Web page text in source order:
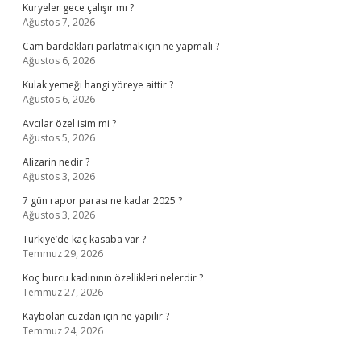
Kuryeler gece çalışır mı ?
Ağustos 7, 2026
Cam bardakları parlatmak için ne yapmalı ?
Ağustos 6, 2026
Kulak yemeği hangi yöreye aittir ?
Ağustos 6, 2026
Avcılar özel isim mi ?
Ağustos 5, 2026
Alizarin nedir ?
Ağustos 3, 2026
7 gün rapor parası ne kadar 2025 ?
Ağustos 3, 2026
Türkiye’de kaç kasaba var ?
Temmuz 29, 2026
Koç burcu kadınının özellikleri nelerdir ?
Temmuz 27, 2026
Kaybolan cüzdan için ne yapılır ?
Temmuz 24, 2026